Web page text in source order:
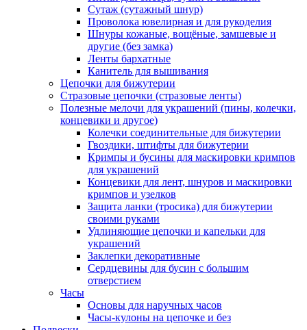
Сутаж (сутажный шнур)
Проволока ювелирная и для рукоделия
Шнуры кожаные, вощёные, замшевые и
другие (без замка)
Ленты бархатные
Канитель для вышивания
Цепочки для бижутерии
Стразовые цепочки (стразовые ленты)
Полезные мелочи для украшений (пины, колечки,
концевики и другое)
Колечки соединительные для бижутерии
Гвоздики, штифты для бижутерии
Кримпы и бусины для маскировки кримпов
для украшений
Концевики для лент, шнуров и маскировки
кримпов и узелков
Защита ланки (тросика) для бижутерии
своими руками
Удлиняющие цепочки и капельки для
украшений
Заклепки декоративные
Сердцевины для бусин с большим
отверстием
Часы
Основы для наручных часов
Часы-кулоны на цепочке и без